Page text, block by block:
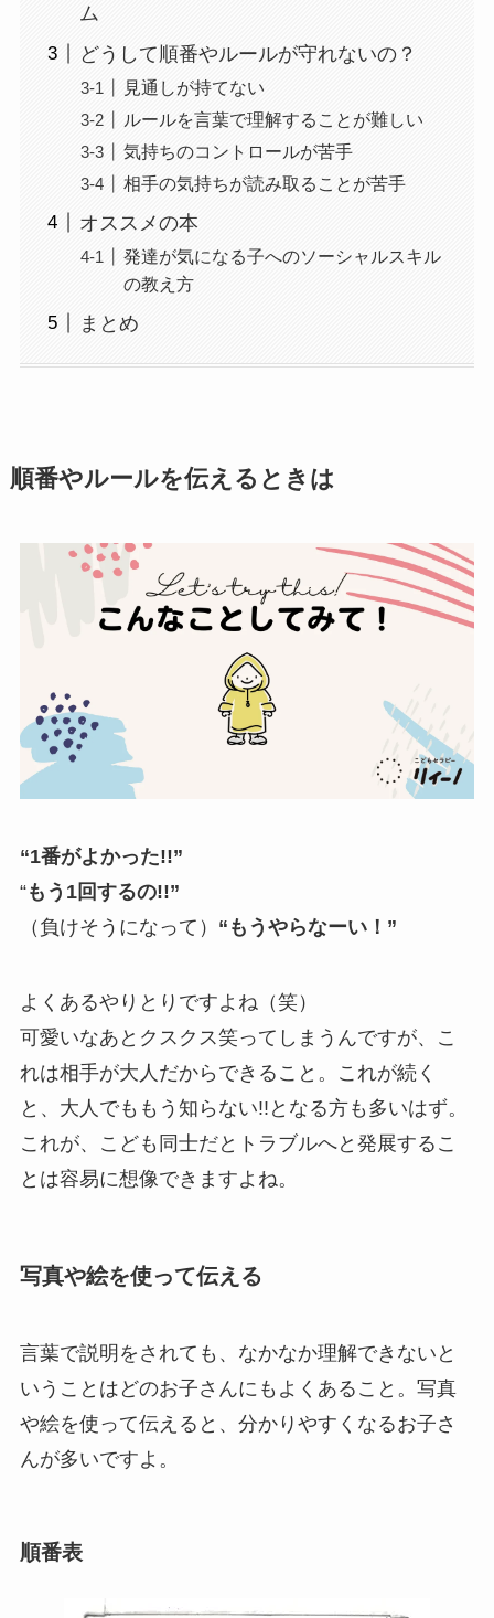
ム
どうして順番やルールが守れないの？
見通しが持てない
ルールを言葉で理解することが難しい
気持ちのコントロールが苦手
相手の気持ちが読み取ることが苦手
オススメの本
発達が気になる子へのソーシャルスキル
の教え方
まとめ
順番やルールを伝えるときは
“1番がよかった!!”
“もう1回するの!!”
（負けそうになって） “もうやらなーい！”
よくあるやりとりですよね（笑）
可愛いなあとクスクス笑ってしまうんですが、こ
れは相手が大人だからできること。これが続く
と、大人でももう知らない!!となる方も多いはず。
これが、こども同士だとトラブルへと発展するこ
とは容易に想像できますよね。
写真や絵を使って伝える
言葉で説明をされても、なかなか理解できないと
いうことはどのお子さんにもよくあること。写真
や絵を使って伝えると、分かりやすくなるお子さ
んが多いですよ。
順番表